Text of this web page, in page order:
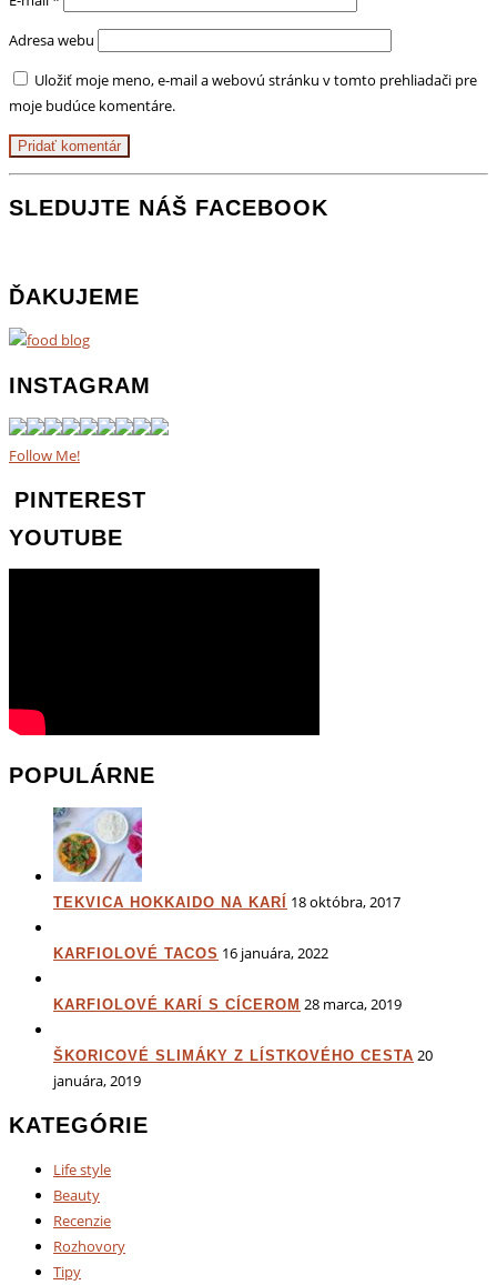
Adresa webu
Uložiť moje meno, e-mail a webovú stránku v tomto prehliadači pre
moje budúce komentáre.
SLEDUJTE NÁŠ FACEBOOK
ĎAKUJEME
INSTAGRAM
Follow Me!
PINTEREST
YOUTUBE
POPULÁRNE
TEKVICA HOKKAIDO NA KARÍ 18 októbra, 2017
KARFIOLOVÉ TACOS 16 januára, 2022
KARFIOLOVÉ KARÍ S CÍCEROM 28 marca, 2019
ŠKORICOVÉ SLIMÁKY Z LÍSTKOVÉHO CESTA 20
januára, 2019
KATEGÓRIE
Life style
Beauty
Recenzie
Rozhovory
Tipy